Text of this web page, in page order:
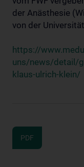
der Anästhesie
von der
https://
uns/news/detail/
klaus-ulrich-klein/
PDF